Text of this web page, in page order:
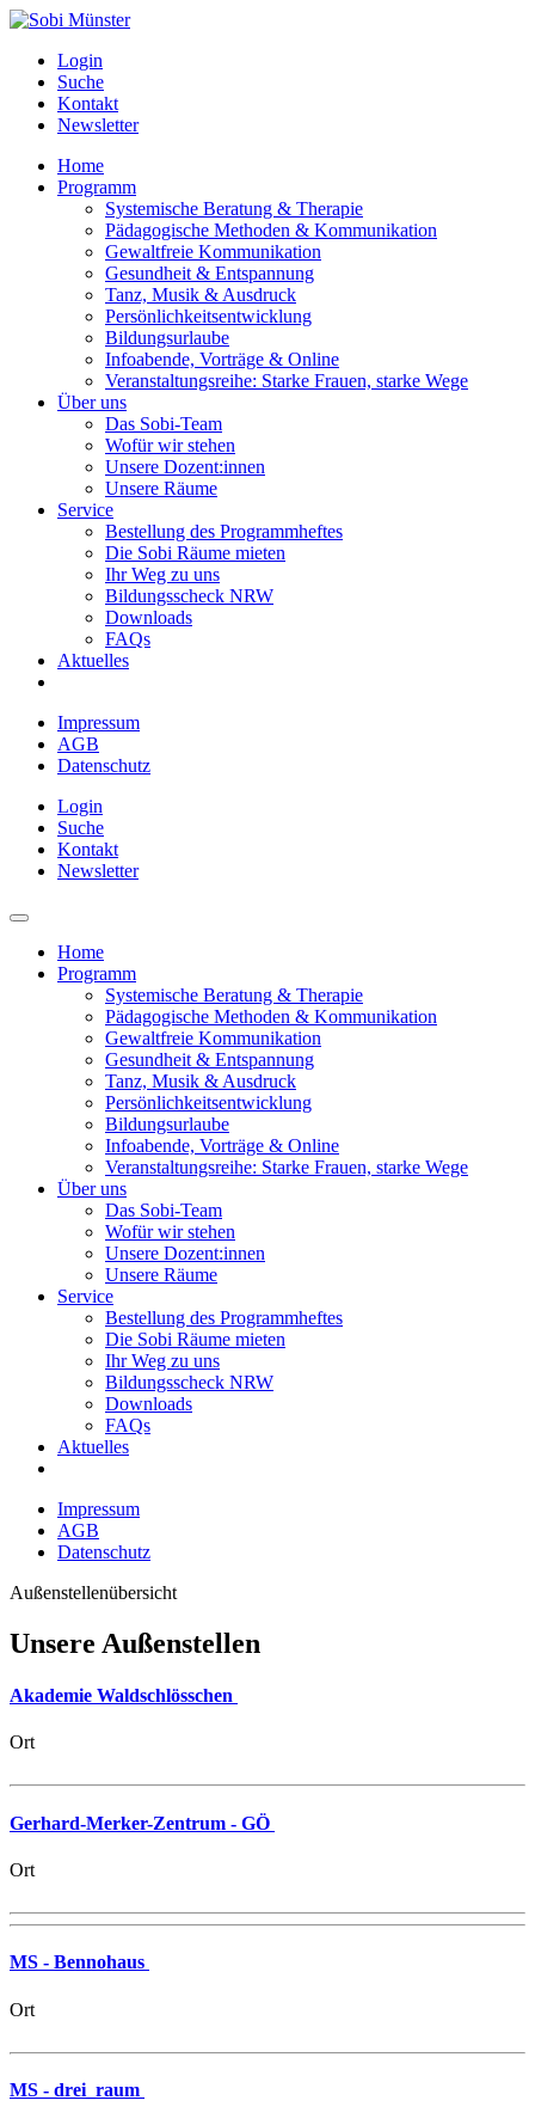
Login
Suche
Kontakt
Newsletter
Home
Programm
Systemische Beratung & Therapie
Pädagogische Methoden & Kommunikation
Gewaltfreie Kommunikation
Gesundheit & Entspannung
Tanz, Musik & Ausdruck
Persönlichkeitsentwicklung
Bildungsurlaube
Infoabende, Vorträge & Online
Veranstaltungsreihe: Starke Frauen, starke Wege
Über uns
Das Sobi-Team
Wofür wir stehen
Unsere Dozent:innen
Unsere Räume
Service
Bestellung des Programmheftes
Die Sobi Räume mieten
Ihr Weg zu uns
Bildungsscheck NRW
Downloads
FAQs
Aktuelles
Impressum
AGB
Datenschutz
Login
Suche
Kontakt
Newsletter
Home
Programm
Systemische Beratung & Therapie
Pädagogische Methoden & Kommunikation
Gewaltfreie Kommunikation
Gesundheit & Entspannung
Tanz, Musik & Ausdruck
Persönlichkeitsentwicklung
Bildungsurlaube
Infoabende, Vorträge & Online
Veranstaltungsreihe: Starke Frauen, starke Wege
Über uns
Das Sobi-Team
Wofür wir stehen
Unsere Dozent:innen
Unsere Räume
Service
Bestellung des Programmheftes
Die Sobi Räume mieten
Ihr Weg zu uns
Bildungsscheck NRW
Downloads
FAQs
Aktuelles
Impressum
AGB
Datenschutz
Außenstellenübersicht
Unsere Außenstellen
Akademie Waldschlösschen
Ort
Gerhard-Merker-Zentrum - GÖ
Ort
MS - Bennohaus
Ort
MS - drei_raum